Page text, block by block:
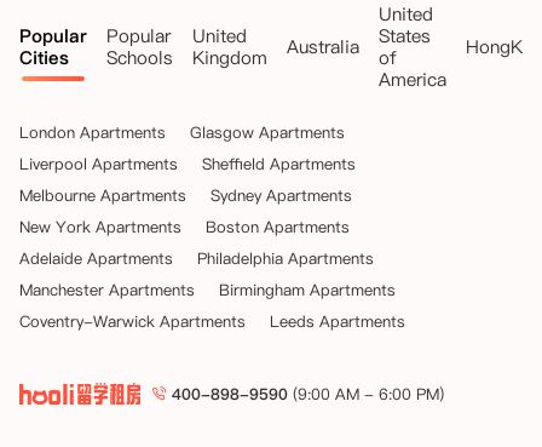
Popular
Cities
Popular
Schools
United
Kingdom
Australia
United
States
of
America
London Apartments
Glasgow Apartments
Liverpool Apartments
Sheffield Apartments
Melbourne Apartments
Sydney Apartments
New York Apartments
Boston Apartments
Adelaide Apartments
Philadelphia Apartments
Manchester Apartments
Birmingham Apartments
Coventry-Warwick Apartments
Leeds Apartments
400-898-9590 (9:00 AM - 6:00 PM)